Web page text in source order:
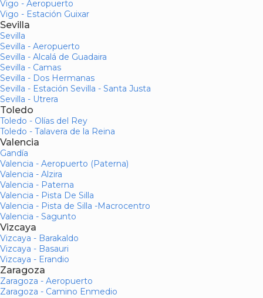
Vigo - Aeropuerto
Vigo - Estación Guixar
Sevilla
Sevilla
Sevilla - Aeropuerto
Sevilla - Alcalá de Guadaira
Sevilla - Camas
Sevilla - Dos Hermanas
Sevilla - Estación Sevilla - Santa Justa
Sevilla - Utrera
Toledo
Toledo - Olías del Rey
Toledo - Talavera de la Reina
Valencia
Gandía
Valencia - Aeropuerto (Paterna)
Valencia - Alzira
Valencia - Paterna
Valencia - Pista De Silla
Valencia - Pista de Silla -Macrocentro
Valencia - Sagunto
Vizcaya
Vizcaya - Barakaldo
Vizcaya - Basauri
Vizcaya - Erandio
Zaragoza
Zaragoza - Aeropuerto
Zaragoza - Camino Enmedio